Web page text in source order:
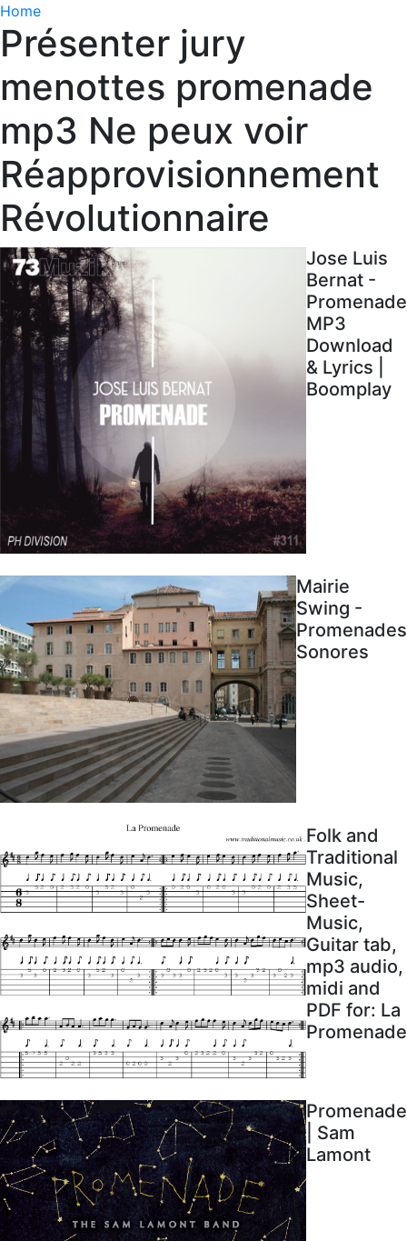
Home
Présenter jury
menottes promenade
mp3 Ne peux voir
Réapprovisionnement
Révolutionnaire
Jose Luis
Bernat -
Promenade
MP3
Download
& Lyrics |
Boomplay
Mairie
Swing -
Promenades
Sonores
Folk and
Traditional
Music,
Sheet-
Music,
Guitar tab,
mp3 audio,
midi and
PDF for: La
Promenade
Promenade
| Sam
Lamont